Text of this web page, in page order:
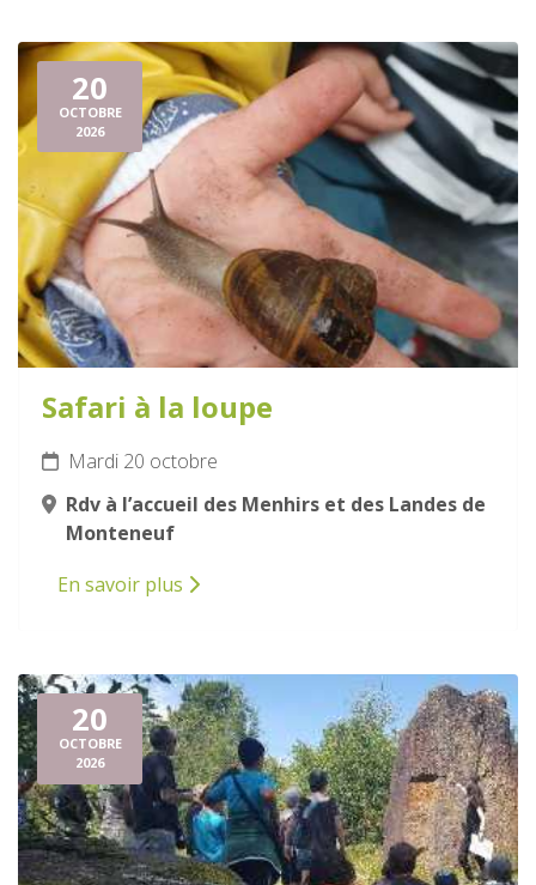
20
OCTOBRE
2026
Safari à la loupe
Mardi 20 octobre
Rdv à l’accueil des Menhirs et des Landes de
Monteneuf
En savoir plus
20
OCTOBRE
2026